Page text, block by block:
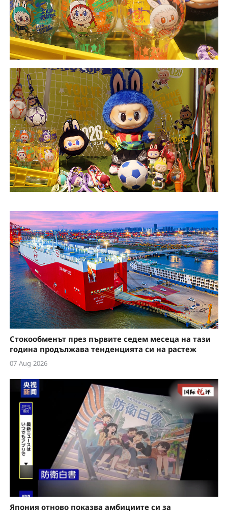
Стокообменът през първите седем месеца на тази
година продължава тенденцията си на растеж
07-Aug-2026
Япония отново показва амбициите си за